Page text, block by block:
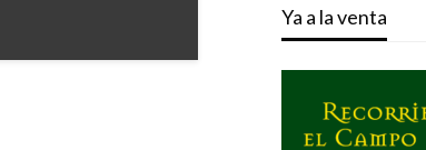
Ya a la venta